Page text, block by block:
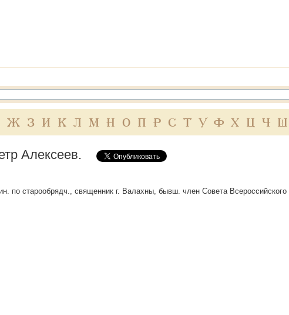
Ж З И К Л М Н О П Р С Т У Ф Х Ц Ч Ш
Алексеев.
по старообрядч., священник г. Валахны, бывш. член Совета Всероссийского